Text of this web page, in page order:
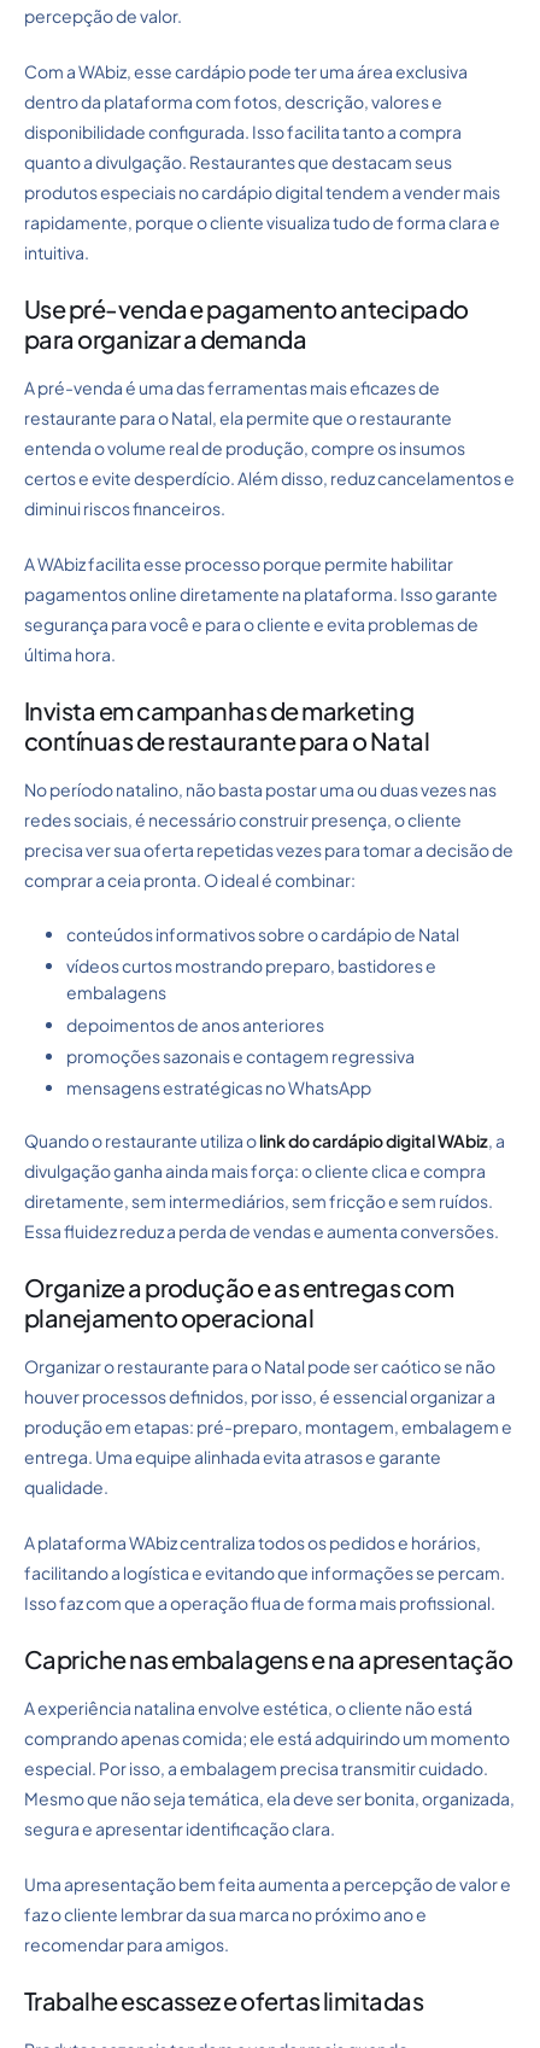
percepção de valor.
Com a WAbiz, esse cardápio pode ter uma área exclusiva
dentro da plataforma com fotos, descrição, valores e
disponibilidade configurada. Isso facilita tanto a compra
quanto a divulgação. Restaurantes que destacam seus
produtos especiais no cardápio digital tendem a vender mais
rapidamente, porque o cliente visualiza tudo de forma clara e
intuitiva.
Use pré-venda e pagamento antecipado
para organizar a demanda
A pré-venda é uma das ferramentas mais eficazes de
restaurante para o Natal, ela permite que o restaurante
entenda o volume real de produção, compre os insumos
certos e evite desperdício. Além disso, reduz cancelamentos e
diminui riscos financeiros.
A WAbiz facilita esse processo porque permite habilitar
pagamentos online diretamente na plataforma. Isso garante
segurança para você e para o cliente e evita problemas de
última hora.
Invista em campanhas de marketing
contínuas de restaurante para o Natal
No período natalino, não basta postar uma ou duas vezes nas
redes sociais, é necessário construir presença, o cliente
precisa ver sua oferta repetidas vezes para tomar a decisão de
comprar a ceia pronta. O ideal é combinar:
conteúdos informativos sobre o cardápio de Natal
vídeos curtos mostrando preparo, bastidores e
embalagens
depoimentos de anos anteriores
promoções sazonais e contagem regressiva
mensagens estratégicas no WhatsApp
Quando o restaurante utiliza olink do cardápio digital WAbiz, a
divulgação ganha ainda mais força: o cliente clica e compra
diretamente, sem intermediários, sem fricção e sem ruídos.
Essa fluidez reduz a perda de vendas e aumenta conversões.
Organize a produção e as entregas com
planejamento operacional
Organizar o restaurante para o Natal pode ser caótico se não
houver processos definidos, por isso, é essencial organizar a
produção em etapas: pré-preparo, montagem, embalagem e
entrega. Uma equipe alinhada evita atrasos e garante
qualidade.
A plataforma WAbiz centraliza todos os pedidos e horários,
facilitando a logística e evitando que informações se percam.
Isso faz com que a operação flua de forma mais profissional.
Capriche nas embalagens e na apresentação
A experiência natalina envolve estética, o cliente não está
comprando apenas comida; ele está adquirindo um momento
especial. Por isso, a embalagem precisa transmitir cuidado.
Mesmo que não seja temática, ela deve ser bonita, organizada,
segura e apresentar identificação clara.
Uma apresentação bem feita aumenta a percepção de valor e
faz o cliente lembrar da sua marca no próximo ano e
recomendar para amigos.
Trabalhe escassez e ofertas limitadas